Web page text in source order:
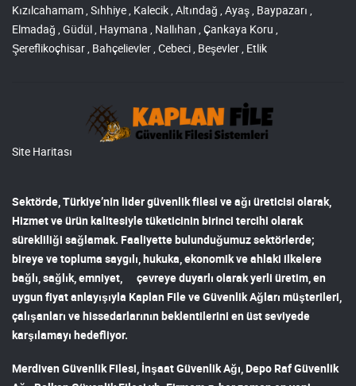
Kızılcahamam , Sıhhiye , Kalecik , Altındağ , Ayaş , Baypazarı ,
Elmadağ , Güdül , Haymana , Nallıhan , Çankaya Koru ,
Şereflikoçhisar , Bahçelievler , Cebeci , Beşevler , Etlik
Site Haritası
Sektörde, Türkiye’nin lidergüvenlik filesi ve ağı üreticisi olarak,
Hizmet ve ürün kalitesiyle tüketicinin birinci tercihi olarak
sürekliliği sağlamak. Faaliyette bulunduğumuz sektörlerde;
bireye ve topluma saygılı, hukuka, ekonomik ve ahlaki ilkelere
bağlı, sağlık, emniyet, çevreye duyarlı olarak yerli üretim, en
uygun fiyat anlayışıyla Kaplan File ve Güvenlik Ağları müşterileri,
çalışanları ve hissedarlarının beklentilerini en üst seviyede
karşılamayı hedefliyor.
Merdiven Güvenlik Filesi, İnşaat Güvenlik Ağı, Depo Raf Güvenlik